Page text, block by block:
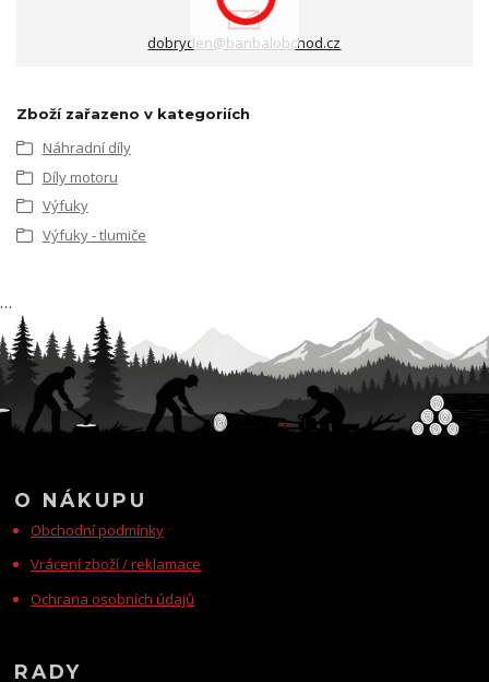
dobryden@baribalobchod.cz
Zboží zařazeno v kategoriích
Náhradní díly
Díly motoru
Výfuky
Výfuky - tlumiče
O NÁKUPU
Obchodní podmínky
Vrácení zboží / reklamace
Ochrana osobních údajů
RADY
…